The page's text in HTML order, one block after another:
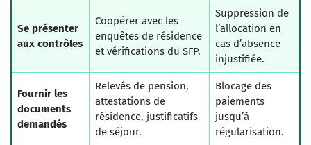
Se présenter
aux contrôles
Coopérer avec les
enquêtes de résidence
et vérifications du SFP.
Suppression de
l’allocation en
cas d’absence
injustifiée.
Fournir les
documents
demandés
Relevés de pension,
attestations de
résidence, justificatifs
de séjour.
Blocage des
paiements
jusqu’à
régularisation.